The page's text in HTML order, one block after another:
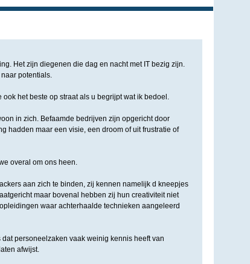
Het zijn diegenen die dag en nacht met IT bezig zijn.
potentials.
ook het beste op straat als u begrijpt wat ik bedoel.
in zich. Befaamde bedrijven zijn opgericht door
hadden maar een visie, een droom of uit frustratie of
overal om ons heen.
aan zich te binden, zij kennen namelijk d kneepjes
maar bovenal hebben zij hun creativiteit niet
waar achterhaalde technieken aangeleerd
personeelzaken vaak weinig kennis heeft van
afwijst.